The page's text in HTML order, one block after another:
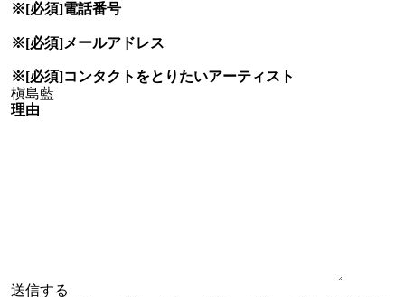
※[必須]電話番号
※[必須]メールアドレス
※[必須]コンタクトをとりたいアーティスト
理由